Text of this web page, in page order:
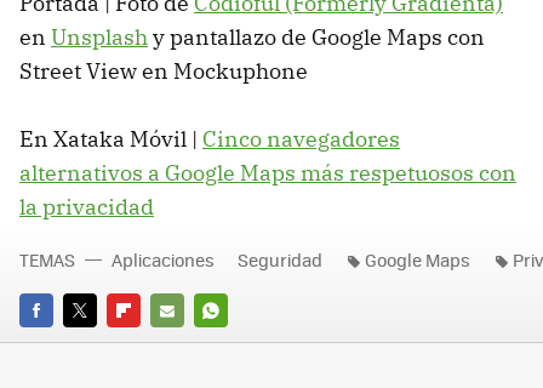
en Unsplashy pantallazo de Google Maps con
Street View en Mockuphone
En Xataka Móvil | Cinco navegadores
alternativos a Google Maps más respetuosos con
la privacidad
FACEBOOK
TWITTERFLIPBOARD
E-
WHATSAPP
TEMAS Aplicaciones Seguridad Google Maps